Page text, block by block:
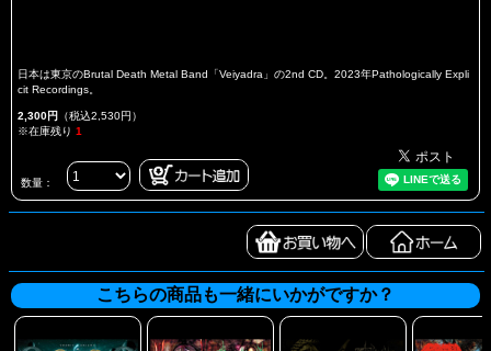
日本は東京のBrutal Death Metal Band「Veiyadra」の2nd CD。2023年Pathologically Expli
cit Recordings。
2,300円 （税込2,530円）
※在庫残り 1
数量：
こちらの商品も一緒にいかがですか？